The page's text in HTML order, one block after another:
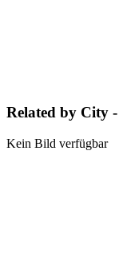
Related by City
Kein Bild verfügbar